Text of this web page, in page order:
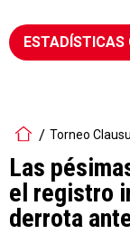
Torneo
Las
el registro
derrota